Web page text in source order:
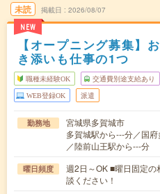
未読
NEW
掲載日 2026/08/07
【オープニング募集】
き添いも仕事の1つ
職種未経験OK 交通費別途支給あり
WEB登録OK 派遣
勤務地
宮城県多賀城市
多賀城駅から---分／国
／陸前山王駅から---分
曜日頻度
週2日～OK ■曜日固定
談ください！